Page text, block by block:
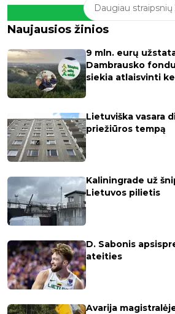
Daugiau straipsnių
Naujausios žinios
9 mln. eurų
Dambrausko
siekia atlaisvinti
Lietuviška vasara
priežiūros tempą
Kaliningrade už
Lietuvos pilietis
D. Sabonis
ateities
Avarija